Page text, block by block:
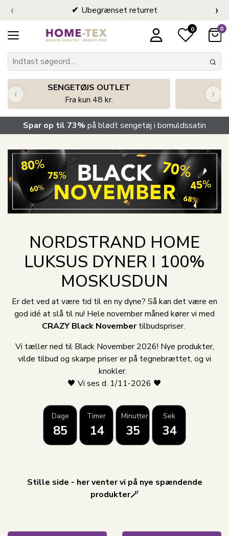
Ubegrænset returret
‹ ›
0 0
SENGETØJS OUTLET
Fra kun 48 kr.
‹ ›
Spar op til 73% på blødt sengetøj i bomuldssatin
NORDSTRAND HOME
LUKSUS DYNER I 100%
MOSKUSDUN
Er det ved at være tid til en ny dyne? Så kan det være en
god idé at slå til nu! Hele november måned kører vi med
CRAZY Black Novembertilbudspriser.
Vi tæller ned til Black November 2026! Nye produkter,
vilde tilbud og skarpe priser er på tegnebrættet, og vi
knokler.
🖤 Vi ses d. 1/11-2026 🖤
Dage
85
Timer
14
Minutter
35
Sek
34
Stille side - her venter vi på nye spændende
produkter🪄